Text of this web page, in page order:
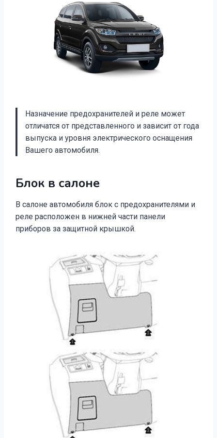
Назначение предохранителей и реле может
отличатся от представленного и зависит от года
выпуска и уровня электрического оснащения
Вашего автомобиля.
Блок в салоне
В салоне автомобиля блок с предохранителями и
реле расположен в нижней части панели
приборов за защитной крышкой.